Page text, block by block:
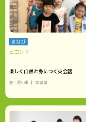
まなび
ビヨンド
楽しく自然と身につく英会話
塾・習い事 宮城県